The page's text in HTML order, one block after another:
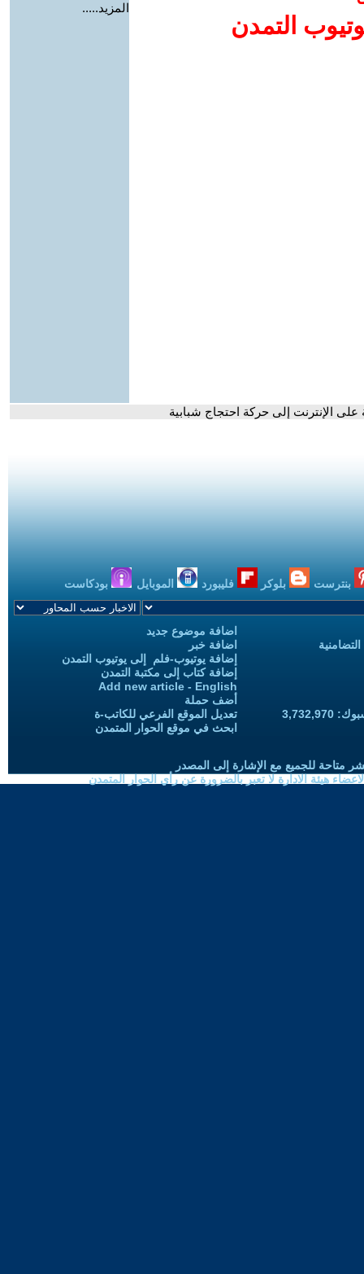
التمدن
المزيد.....
الإنترنت إلى حركة احتجاج شبابية
بنترست بلوكر فليبورد الموبايل بودكاست
اضافة موضوع جديد
اضافة خبر
إضافة يوتيوب-فلم إلى يوتيوب التمدن
إضافة كتاب إلى مكتبة التمدن
Add new article - English
أضف حملة
تعديل الموقع الفرعي للكاتب-ة
ابحث في موقع الحوار المتمدن
متاحة للجميع مع الإشارة إلى المصدر
هيئة الادارة لا تعبر بالضرورة عن رأي الحوار المتمدن